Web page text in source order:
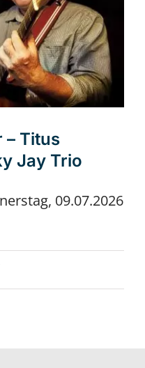
– Titus
Jay Trio
09.07.2026